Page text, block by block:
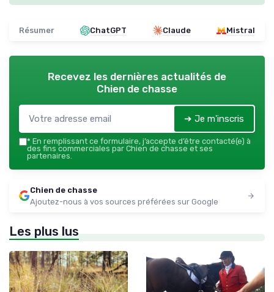
Résumer ChatGPT Claude Mistral
Recevez les dernières actualités de
Chien de chasse
➔ Je m'inscris
* En remplissant ce formulaire, j’accepte d’être contacté(e) à
des fins commerciales par Chien de chasse et ses
partenaires.
Chien de chasse
Ajoutez-nous à vos sources préférées sur Google
Les plus lus